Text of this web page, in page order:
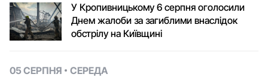
У Кропивницькому 6 серпня оголосили
Днем жалоби за загиблими внаслідок
обстрілу на Київщині
05 СЕРПНЯ СЕРЕДА